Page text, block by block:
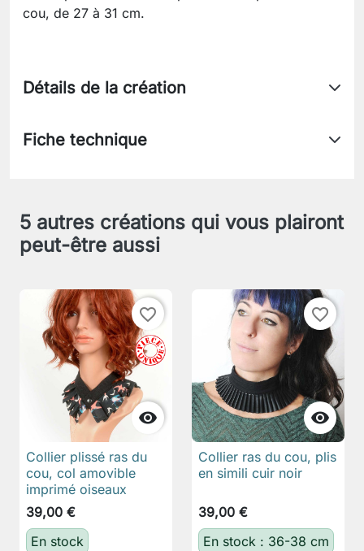
cou, de 27 à 31 cm.
Détails de la création
Fiche technique
5 autres créations qui vous plairont
peut-être aussi

favorite_border
Collier plissé ras du
cou, col amovible
imprimé oiseaux
39,00 €
En stock

favorite_border
Collier ras du cou, plis
en simili cuir noir
39,00 €
En stock : 36-38 cm